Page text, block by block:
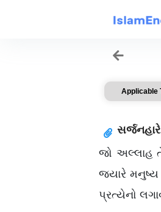
Applicable
જો અલ્લાહ
જ્યારે મનુષ્ય
પ્રત્યેનો